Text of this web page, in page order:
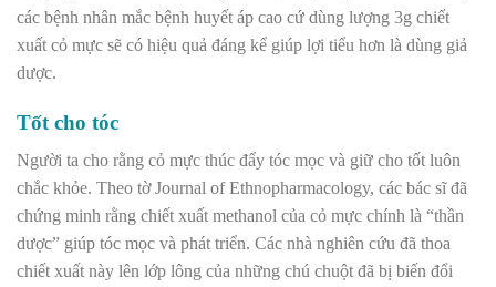
các bệnh nhân mắc bệnh huyết áp cao cứ dùng lượng 3g chiết
xuất cỏ mực sẽ có hiệu quả đáng kể giúp lợi tiểu hơn là dùng giả
dược.
Tốt cho tóc
Người ta cho rằng cỏ mực thúc đẩy tóc mọc và giữ cho tốt luôn
chắc khỏe. Theo tờ Journal of Ethnopharmacology, các bác sĩ đã
chứng minh rằng chiết xuất methanol của cỏ mực chính là “thần
dược” giúp tóc mọc và phát triển. Các nhà nghiên cứu đã thoa
chiết xuất này lên lớp lông của những chú chuột đã bị biến đổi